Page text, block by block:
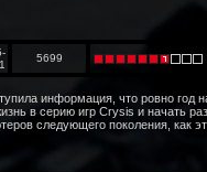
5699
информация, что ровно год
в серию игр Crysis и начать
следующего поколения, как